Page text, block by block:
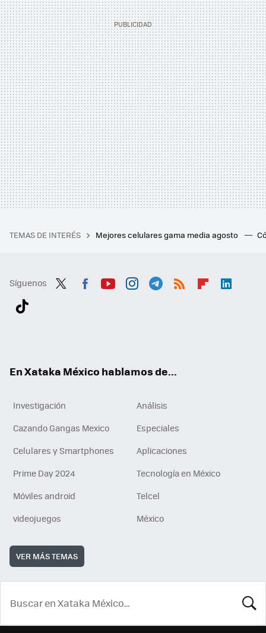
TEMAS DE INTERÉS Mejores celulares gama media agosto
Síguenos
En Xataka México hablamos de...
Investigación
Análisis
Cazando Gangas Mexico
Especiales
Celulares y Smartphones
Aplicaciones
Prime Day 2024
Tecnología en México
Móviles android
Telcel
videojuegos
México
VER MÁS TEMAS